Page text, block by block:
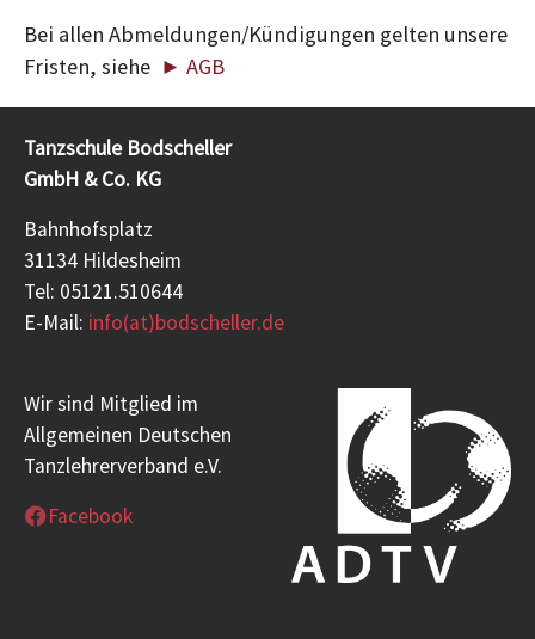
Bei allen Abmeldungen/Kündigungen gelten unsere
Fristen, siehe ► AGB
Tanzschule Bodscheller
GmbH & Co. KG
Bahnhofsplatz
31134 Hildesheim
Tel: 05121.510644
E-Mail: info(at)bodscheller.de
Wir sind Mitglied im
Allgemeinen Deutschen
Tanzlehrerverband e.V.
Facebook